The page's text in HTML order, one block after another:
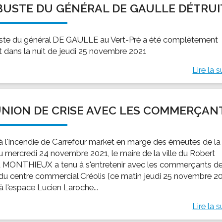
EMPLOI
Offres d'emploi
SOCIAL-SOLIDARITÉ
Le Centre Communal d'Action Social
Cohésion Sociale
Epicerie sociale et solidaire "Rayon de Soleil"
Bornes de collecte de l'ACISE
locale
et le lycée
local des jeunes
famille
maternelles
LE SERVICE CULTUREL
Guide des
DU GÉNÉRAL DE GAULLE
du général DE GAULLE au Vert-Pré a été complètement
dans la nuit de jeudi 25 novembre 2021
Lire la
DE CRISE AVEC LES
l'incendie de Carrefour market en marge des émeutes de la
mercredi 24 novembre 2021, le maire de la ville du Robert
MONTHIEUX a tenu à s'entretenir avec les commerçants
centre commercial Créolis [ce matin jeudi 25 novembre
l'espace Lucien Laroche...
Lire la